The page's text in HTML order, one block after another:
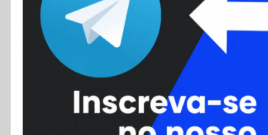
Colunas
Colaboradores
Cursos